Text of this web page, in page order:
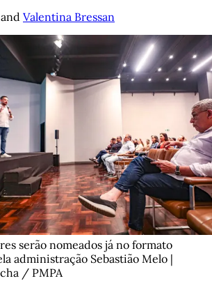
and Valentina Bressan
serão nomeados já no formato
administração Sebastião Melo |
/ PMPA